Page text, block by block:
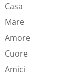
Casa
Mare
Amore
Cuore
Amici